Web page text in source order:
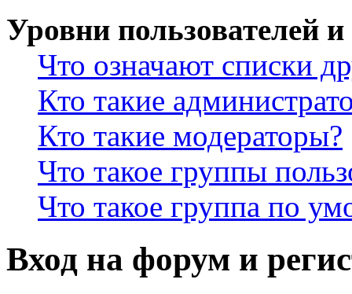
Уровни пользователей
Что означают списки
Кто такие
Кто такие модераторы?
Что такое группы
Что такое группа по
Вход на форум и